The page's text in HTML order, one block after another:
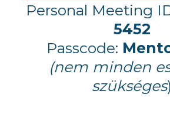
Personal Meeting
5452
Passcode:
(nem minden
szükséges)